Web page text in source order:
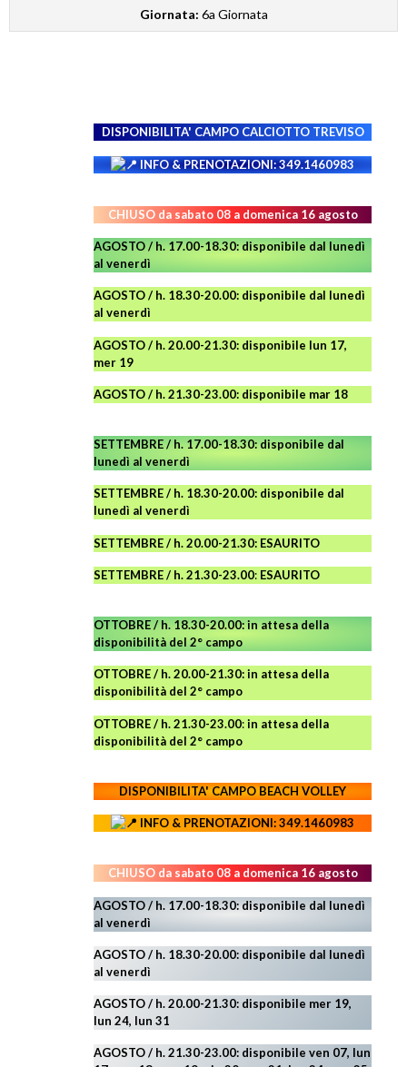
Giornata: 6a Giornata
DISPONIBILITA' CAMPO CALCIOTTO TREVISO
INFO & PRENOTAZIONI: 349.1460983
CHIUSO da sabato 08 a domenica 16 agosto
AGOSTO / h. 17.00-18.30: disponibile dal lunedì
al venerdì
AGOSTO/ h. 18.30-20.00: disponibile dal lunedì
al venerdì
AGOSTO / h. 20.00-21.30: disponibile lun 17,
mer 19
AGOSTO/ h. 21.30-23.00: disponibile mar 18
SETTEMBRE / h. 17.00-18.30: disponibile dal
lunedì al venerdì
SETTEMBRE / h. 18.30-20.00: disponibile dal
lunedì al venerdì
SETTEMBRE / h. 20.00-21.30: ESAURITO
SETTEMBRE / h. 21.30-23.00: ESAURITO
OTTOBRE / h. 18.30-20.00:in attesa della
disponibilità del 2° campo
OTTOBRE / h. 20.00-21.30:in attesa della
disponibilità del 2° campo
OTTOBRE / h. 21.30-23.00:in attesa della
disponibilità del 2° campo
DISPONIBILITA' CAMPOBEACH VOLLEY
INFO & PRENOTAZIONI: 349.1460983
CHIUSO da sabato 08 a domenica 16 agosto
AGOSTO / h. 17.00-18.30: disponibile dal lunedì
al venerdì
AGOSTO/ h. 18.30-20.00: disponibile dal lunedì
al venerdì
AGOSTO / h. 20.00-21.30: disponibile mer 19,
lun 24, lun 31
AGOSTO/ h. 21.30-23.00: disponibile ven 07, lun